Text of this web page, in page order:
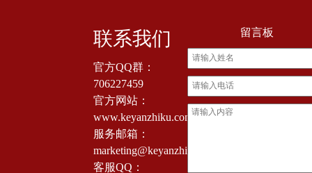
联系我们
官方QQ群：
706227459
官方网站：
www.keyanzhiku.com
服务邮箱：
marketing@keyanzhiku.com
客服QQ：
留言板